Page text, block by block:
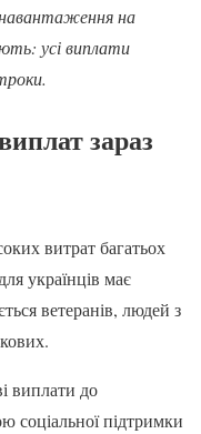
на
усі виплати
зараз
витрат багатьох
українців має
ветеранів, людей з
виплати до
соціальної підтримки